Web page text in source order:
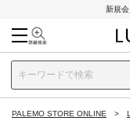
新規
PALEMO STORE ONLINE